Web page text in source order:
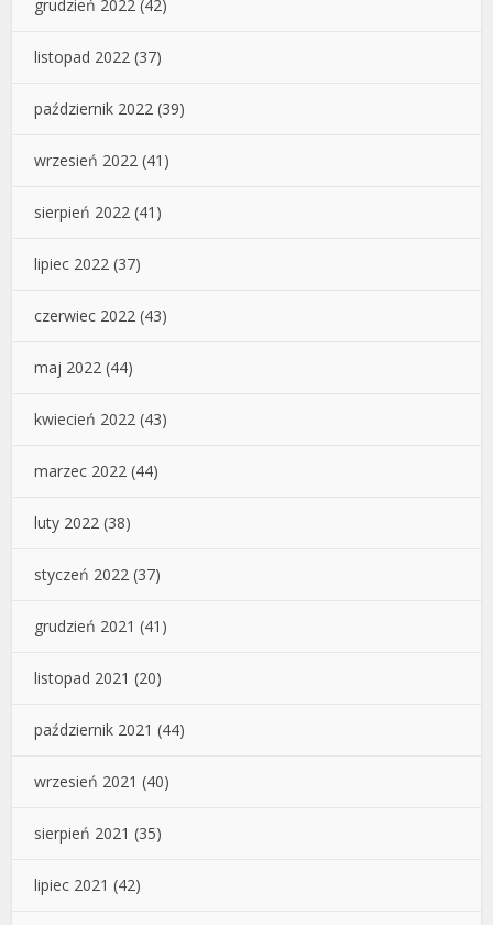
grudzień 2022 (42)
listopad 2022 (37)
październik 2022 (39)
wrzesień 2022 (41)
sierpień 2022 (41)
lipiec 2022 (37)
czerwiec 2022 (43)
maj 2022 (44)
kwiecień 2022 (43)
marzec 2022 (44)
luty 2022 (38)
styczeń 2022 (37)
grudzień 2021 (41)
listopad 2021 (20)
październik 2021 (44)
wrzesień 2021 (40)
sierpień 2021 (35)
lipiec 2021 (42)